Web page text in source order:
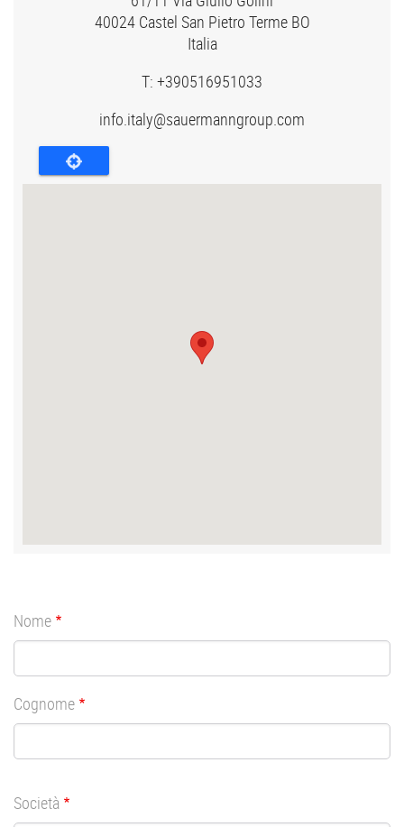
Nome
Cognome
Società
40024 Castel San Pietro Terme BO
Italia
T: +390516951033
info.italy@sauermanngroup.com